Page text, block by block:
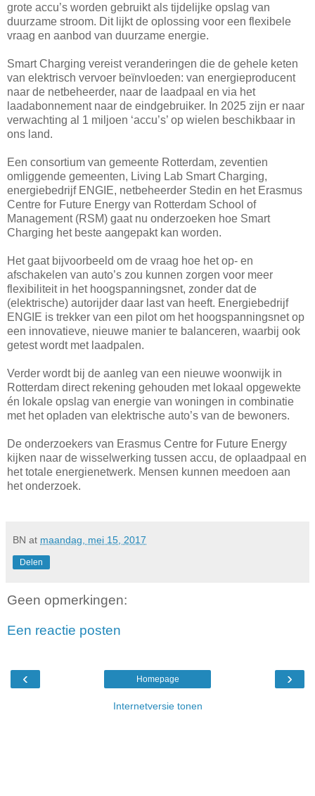
grote accu’s worden gebruikt als tijdelijke opslag van
duurzame stroom. Dit lijkt de oplossing voor een flexibele
vraag en aanbod van duurzame energie.
Smart Charging vereist veranderingen die de gehele keten
van elektrisch vervoer beïnvloeden: van energieproducent
naar de netbeheerder, naar de laadpaal en via het
laadabonnement naar de eindgebruiker. In 2025 zijn er naar
verwachting al 1 miljoen ‘accu’s’ op wielen beschikbaar in
ons land.
Een consortium van gemeente Rotterdam, zeventien
omliggende gemeenten, Living Lab Smart Charging,
energiebedrijf ENGIE, netbeheerder Stedin en het Erasmus
Centre for Future Energy van Rotterdam School of
Management (RSM) gaat nu onderzoeken hoe Smart
Charging het beste aangepakt kan worden.
Het gaat bijvoorbeeld om de vraag hoe het op- en
afschakelen van auto’s zou kunnen zorgen voor meer
flexibiliteit in het hoogspanningsnet, zonder dat de
(elektrische) autorijder daar last van heeft. Energiebedrijf
ENGIE is trekker van een pilot om het hoogspanningsnet op
een innovatieve, nieuwe manier te balanceren, waarbij ook
getest wordt met laadpalen.
Verder wordt bij de aanleg van een nieuwe woonwijk in
Rotterdam direct rekening gehouden met lokaal opgewekte
én lokale opslag van energie van woningen in combinatie
met het opladen van elektrische auto’s van de bewoners.
De onderzoekers van Erasmus Centre for Future Energy
kijken naar de wisselwerking tussen accu, de oplaadpaal en
het totale energienetwerk. Mensen kunnen meedoen aan
het onderzoek.
BN at maandag, mei 15, 2017
Delen
Geen opmerkingen:
Een reactie posten
‹ ›
Homepage
Internetversie tonen